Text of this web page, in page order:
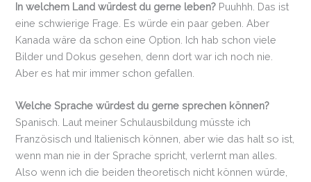
In welchem Land würdest du gerne leben? Puuhhh. Das ist
eine schwierige Frage. Es würde ein paar geben. Aber
Kanada wäre da schon eine Option. Ich hab schon viele
Bilder und Dokus gesehen, denn dort war ich noch nie.
Aber es hat mir immer schon gefallen.
Welche Sprache würdest du gerne sprechen können?
Spanisch. Laut meiner Schulausbildung müsste ich
Französisch und Italienisch können, aber wie das halt so ist,
wenn man nie in der Sprache spricht, verlernt man alles.
Also wenn ich die beiden theoretisch nicht können würde,